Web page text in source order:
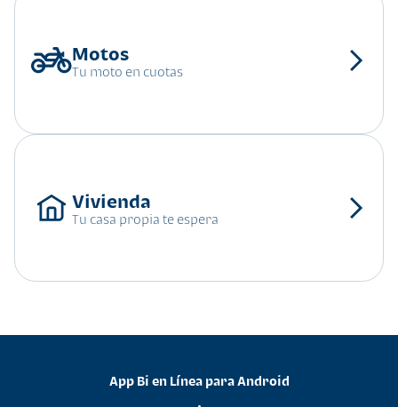
Tu moto en cuotas
Tu casa propia te espera
App Bi en Línea para Android